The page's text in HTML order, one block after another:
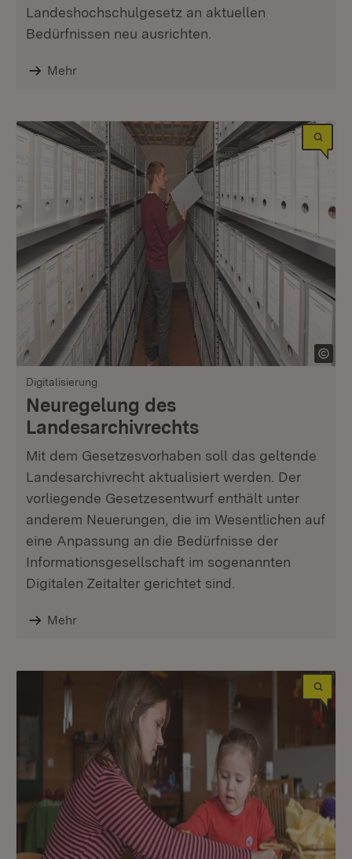
Landeshochschulgesetz an aktuellen
Bedürfnissen neu ausrichten.
Mehr
Digitalisierung
Neuregelung des
Landesarchivrechts
Mit dem Gesetzesvorhaben soll das geltende
Landesarchivrecht aktualisiert werden. Der
vorliegende Gesetzesentwurf enthält unter
anderem Neuerungen, die im Wesentlichen auf
eine Anpassung an die Bedürfnisse der
Informationsgesellschaft im sogenannten
Digitalen Zeitalter gerichtet sind.
Mehr